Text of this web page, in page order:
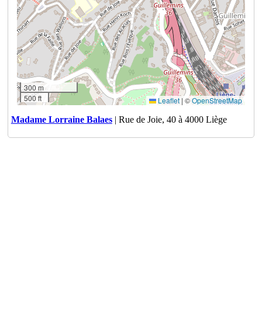
300 m
500 ft
Leaflet | ©OpenStreetMap
Madame Lorraine Balaes| Rue de Joie, 40 à 4000 Liège